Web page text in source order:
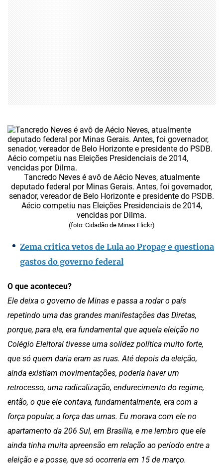
Tancredo Neves é avô de Aécio Neves, atualmente
deputado federal por Minas Gerais. Antes, foi governador,
senador, vereador de Belo Horizonte e presidente do PSDB.
Aécio competiu nas Eleições Presidenciais de 2014,
vencidas por Dilma.
(foto: Cidadão de Minas Flickr)
Zema critica vetos de Lula ao Propag e questiona
gastos do governo federal
O que aconteceu?
Ele deixa o governo de Minas e passa a rodar o país
repetindo uma das grandes manifestações das Diretas,
porque, para ele, era fundamental que aquela eleição no
Colégio Eleitoral tivesse uma solidez política muito forte,
que só quem daria eram as ruas. Até depois da eleição,
ainda existiam movimentações, poderia haver um
retrocesso, uma radicalização, endurecimento do regime,
então, o que ele contava, fundamentalmente, era com a
força popular, a força das urnas. Eu morava com ele no
apartamento da 206 Sul, em Brasília, e me lembro que ele
ainda tinha muita apreensão em relação ao período entre a
eleição e a posse, que só ocorreria em 15 de março.